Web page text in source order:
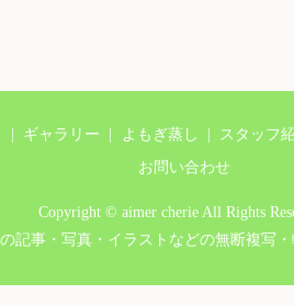
ギャラリー よもぎ蒸し スタッフ
お問い合わせ
Copyright © aimer cherie All Rights
の記事・写真・イラストなどの無断複写・